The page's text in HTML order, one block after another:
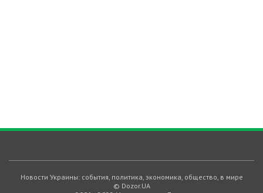
Новости Украины: события, политика, экономика, общество, в мире
© Dozor.UA